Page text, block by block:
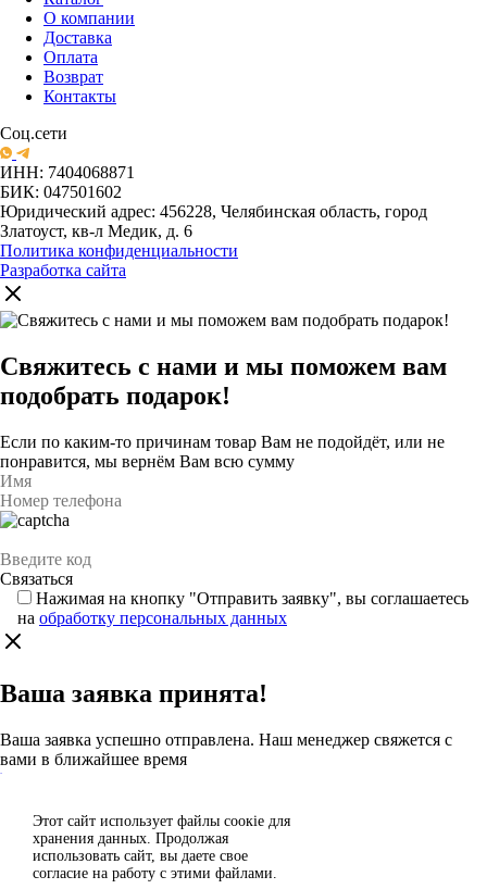
О компании
Доставка
Оплата
Возврат
Контакты
Соц.сети
ИНН: 7404068871
БИК: 047501602
Юридический адрес: 456228, Челябинская область, город
Златоуст, кв-л Медик, д. 6
Политика конфиденциальности
Разработка сайта
Свяжитесь с нами и мы поможем вам
подобрать подарок!
Если по каким-то причинам товар Вам не подойдёт, или не
понравится, мы вернём Вам всю сумму
Нажимая на кнопку "Отправить заявку", вы соглашаетесь
на обработку персональных данных
Ваша заявка принята!
Ваша заявка успешно отправлена. Наш менеджер свяжется с
вами в ближайшее время
Каталог
Спасибо за отзыв!
Этот сайт использует файлы сoокіе для
хранения данных. Продолжая
использовать сайт, вы даете свое
согласие на работу с этими файлами.